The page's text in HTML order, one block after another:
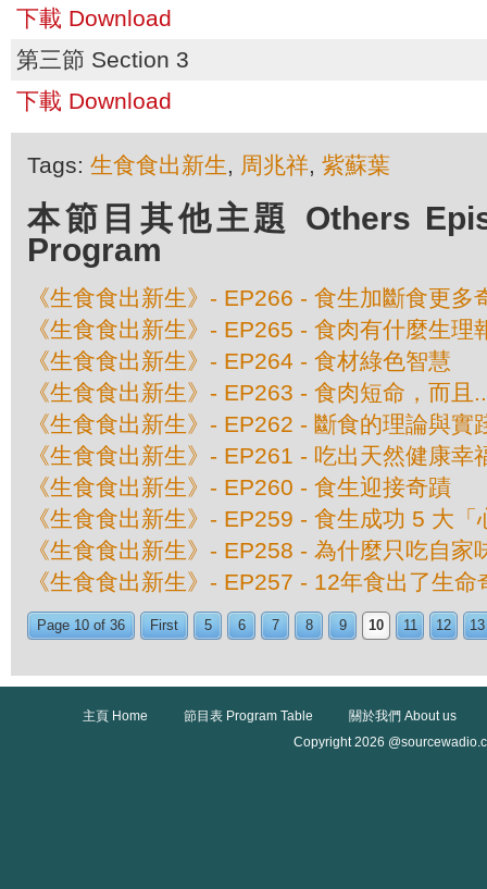
下載 Download
第三節 Section 3
下載 Download
Tags: 生食食出新生, 周兆祥, 紫蘇葉
本節目其他主題 Others
Program
《生食食出新生》- EP266 - 食生加斷食更多
《生食食出新生》- EP265 - 食肉有什麼生理
《生食食出新生》- EP264 - 食材綠色智慧
《生食食出新生》- EP263 - 食肉短命，而且
《生食食出新生》- EP262 - 斷食的理論與實
《生食食出新生》- EP261 - 吃出天然健康幸
《生食食出新生》- EP260 - 食生迎接奇蹟
《生食食出新生》- EP259 - 食生成功 5 大「
《生食食出新生》- EP258 - 為什麼只吃自家
《生食食出新生》- EP257 - 12年食出了生命
Page 10 of 36 First 5 6 7 8 9 10 11 12 13
主頁 Home 節目表 Program Table
關於我們 About us
Copyright 2026